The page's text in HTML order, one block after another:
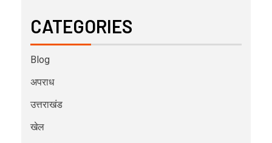
CATEGORIES
Blog
अपराध
उत्तराखंड
खेल